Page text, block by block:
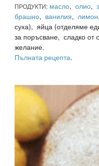
ПРОДУКТИ: масло, олио,
брашно, ванилия, лимон
суха), яйца (отделяме
за поръсване, сладко от
желание.
Пълната рецепта.